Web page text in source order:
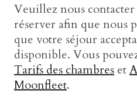
Veuillez nous
réserver afin que nous
que votre séjour
disponible. Vous
Tarifs des chambres et
Moonfleet.